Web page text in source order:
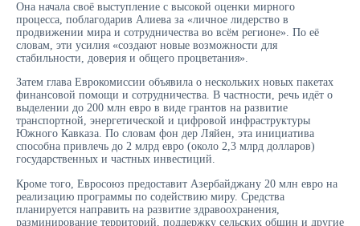
Она начала своё выступление с высокой оценки мирного
процесса, поблагодарив Алиева за «личное лидерство в
продвижении мира и сотрудничества во всём регионе». По её
словам, эти усилия «создают новые возможности для
стабильности, доверия и общего процветания».
Затем глава Еврокомиссии объявила о нескольких новых пакетах
финансовой помощи и сотрудничества. В частности, речь идёт о
выделении до 200 млн евро в виде грантов на развитие
транспортной, энергетической и цифровой инфраструктуры
Южного Кавказа. По словам фон дер Ляйен, эта инициатива
способна привлечь до 2 млрд евро (около 2,3 млрд долларов)
государственных и частных инвестиций.
Кроме того, Евросоюз предоставит Азербайджану 20 млн евро на
реализацию программы по содействию миру. Средства
планируется направить на развитие здравоохранения,
разминирование территорий, поддержку сельских общин и другие